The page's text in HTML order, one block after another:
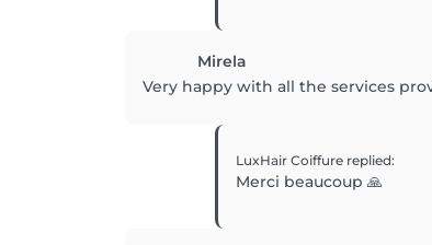
Mirela
Very happy with all the services
LuxHair Coiffure replied:
Merci beaucoup 🙏